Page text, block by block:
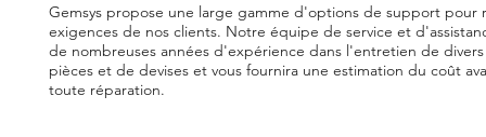
Gemsys propose une large gamme d'options de support pour
exigences de nos clients. Notre équipe de service et
de nombreuses années d'expérience dans l'entretien de
pièces et de devises et vous fournira une estimation du coût
toute réparation.